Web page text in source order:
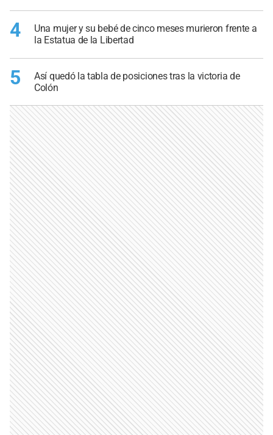
4
Una mujer y su bebé de cinco meses murieron frente a
la Estatua de la Libertad
5
Así quedó la tabla de posiciones tras la victoria de
Colón